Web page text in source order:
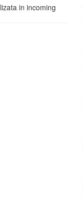
in incoming